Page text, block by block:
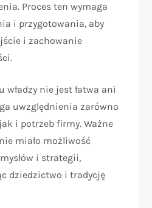
Proces ten wymaga
i przygotowania, aby
i zachowanie
władzy nie jest łatwa ani
uwzględnienia zarówno
i potrzeb firmy. Ważne
miało możliwość
i strategii,
dziedzictwo i tradycję